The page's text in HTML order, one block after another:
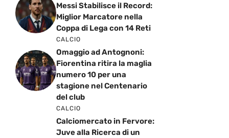
Messi Stabilisce il Record:
Miglior Marcatore nella
Coppa di Lega con 14 Reti
CALCIO
Omaggio ad Antognoni:
Fiorentina ritira la maglia
numero 10 per una
stagione nel Centenario
del club
CALCIO
Calciomercato in Fervore:
Juve alla Ricerca di un